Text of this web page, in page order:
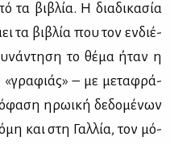
τα βι­βλία. Η δια­δι­κα­σία
τα βι­βλία που τον εν­διέ­
το θέ­μα ήταν η
– με με­τα­φρά­
ηρω­ι­κή δε­δο­μέ­νων
και στη Γαλ­λία, τον μό­